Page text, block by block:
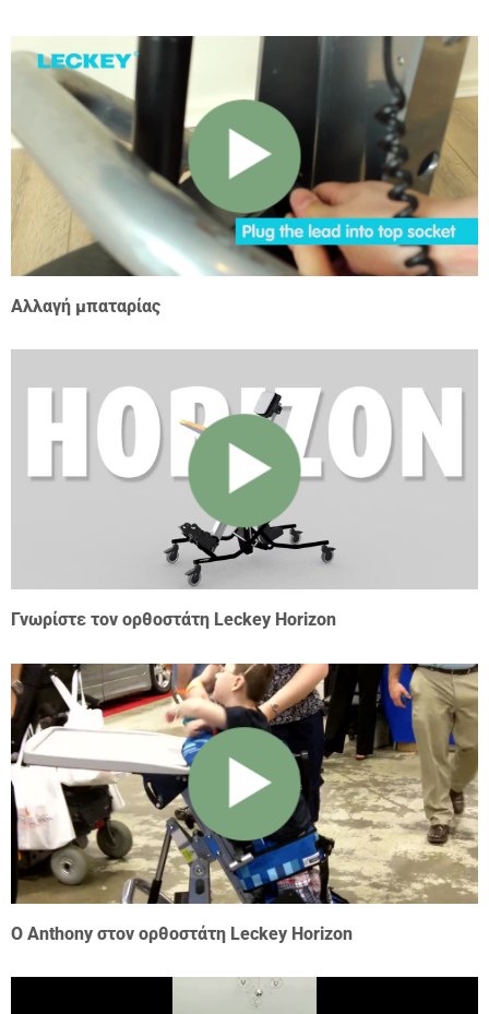
Αλλαγή μπαταρίας
Γνωρίστε τον ορθοστάτη Leckey Horizon
O Anthony στον ορθοστάτη Leckey Horizon